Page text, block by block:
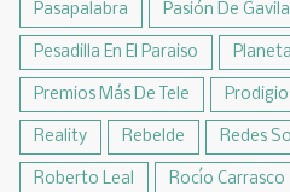
Pasapalabra Pasión De
Pesadilla En El Paraiso
Premios Más De Tele
Reality Rebelde Redes
Roberto Leal Rocío Carrasco